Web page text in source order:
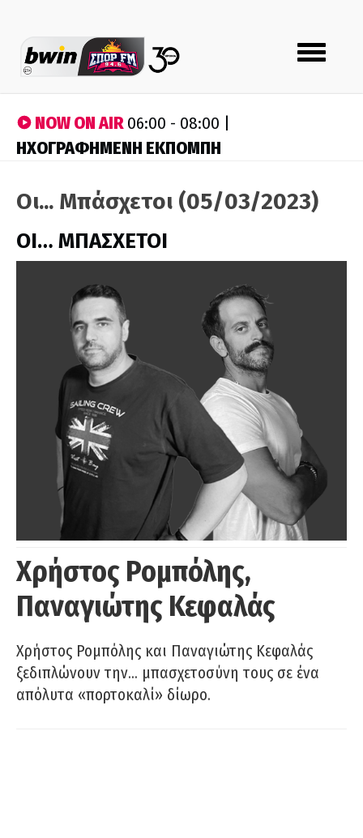
Toggle
navigation
NOW ON AIR06:00 - 08:00 |
ΗΧΟΓΡΑΦΗΜΕΝΗ ΕΚΠΟΜΠΗ
Οι... Μπάσχετοι (05/03/2023)
ΟΙ… ΜΠΑΣΧΕΤΟΙ
Χρήστος Ρομπόλης,
Παναγιώτης Κεφαλάς
Χρήστος Ρομπόλης και Παναγιώτης Κεφαλάς
ξεδιπλώνουν την… μπασχετοσύνη τους σε ένα
απόλυτα «πορτοκαλί» δίωρο.